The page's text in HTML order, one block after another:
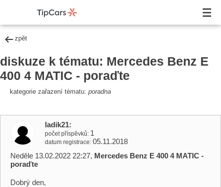
zpět
diskuze k tématu: Mercedes Benz E
400 4 MATIC - poraďte
kategorie zařazení tématu: poradna
ladik21
počet příspěvků 1
datum registrace 05.11.2018
Neděle 13.02.2022 22:27, Mercedes Benz E 400 4 MATIC -
poraďte
Dobrý den,